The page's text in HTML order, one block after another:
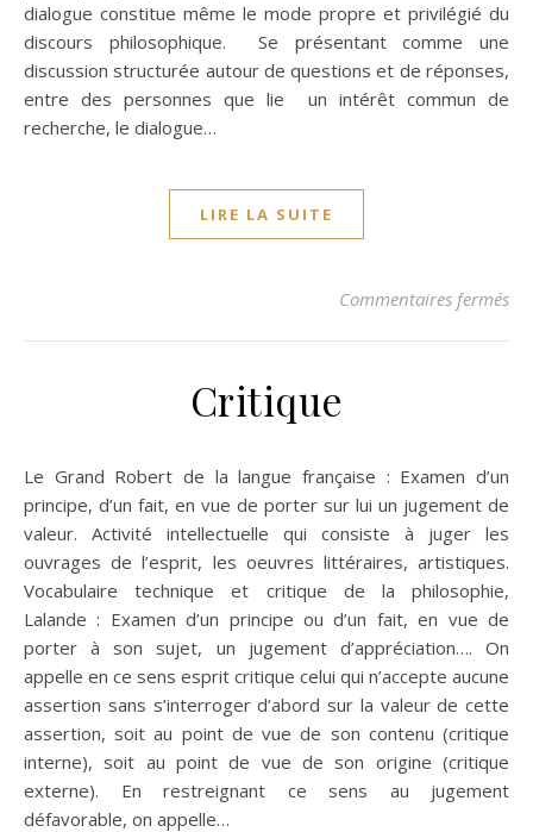
dialogue constitue même le mode propre et privilégié du
discours philosophique. Se présentant comme une
discussion structurée autour de questions et de réponses,
entre des personnes que lie un intérêt commun de
recherche, le dialogue…
LIRE LA SUITE
Commentaires fermés
Critique
Le Grand Robert de la langue française : Examen d’un
principe, d’un fait, en vue de porter sur lui un jugement de
valeur. Activité intellectuelle qui consiste à juger les
ouvrages de l’esprit, les oeuvres littéraires, artistiques.
Vocabulaire technique et critique de la philosophie,
Lalande : Examen d’un principe ou d’un fait, en vue de
porter à son sujet, un jugement d’appréciation…. On
appelle en ce sens esprit critique celui qui n’accepte aucune
assertion sans s’interroger d’abord sur la valeur de cette
assertion, soit au point de vue de son contenu (critique
interne), soit au point de vue de son origine (critique
externe). En restreignant ce sens au jugement
défavorable, on appelle…